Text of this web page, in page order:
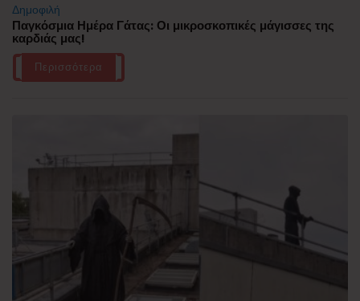
Δημοφιλή
Παγκόσμια Ημέρα Γάτας: Οι μικροσκοπικές μάγισσες της
καρδιάς μας!
Περισσότερα